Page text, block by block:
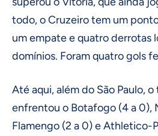
todo, o Cruzeiro tem um
um empate e quatro derrotas
domínios. Foram quatro gols
Até aqui, além do São Paulo,
enfrentou o Botafogo (4 a 0),
Flamengo (2 a 0) e Athletico-